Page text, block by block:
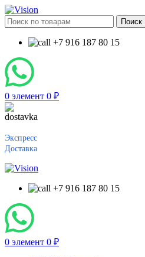
Поиск
+7 916 187 80 15
0 элемент 0 ₽
Экспресс
Доставка
+7 916 187 80 15
0 элемент 0 ₽